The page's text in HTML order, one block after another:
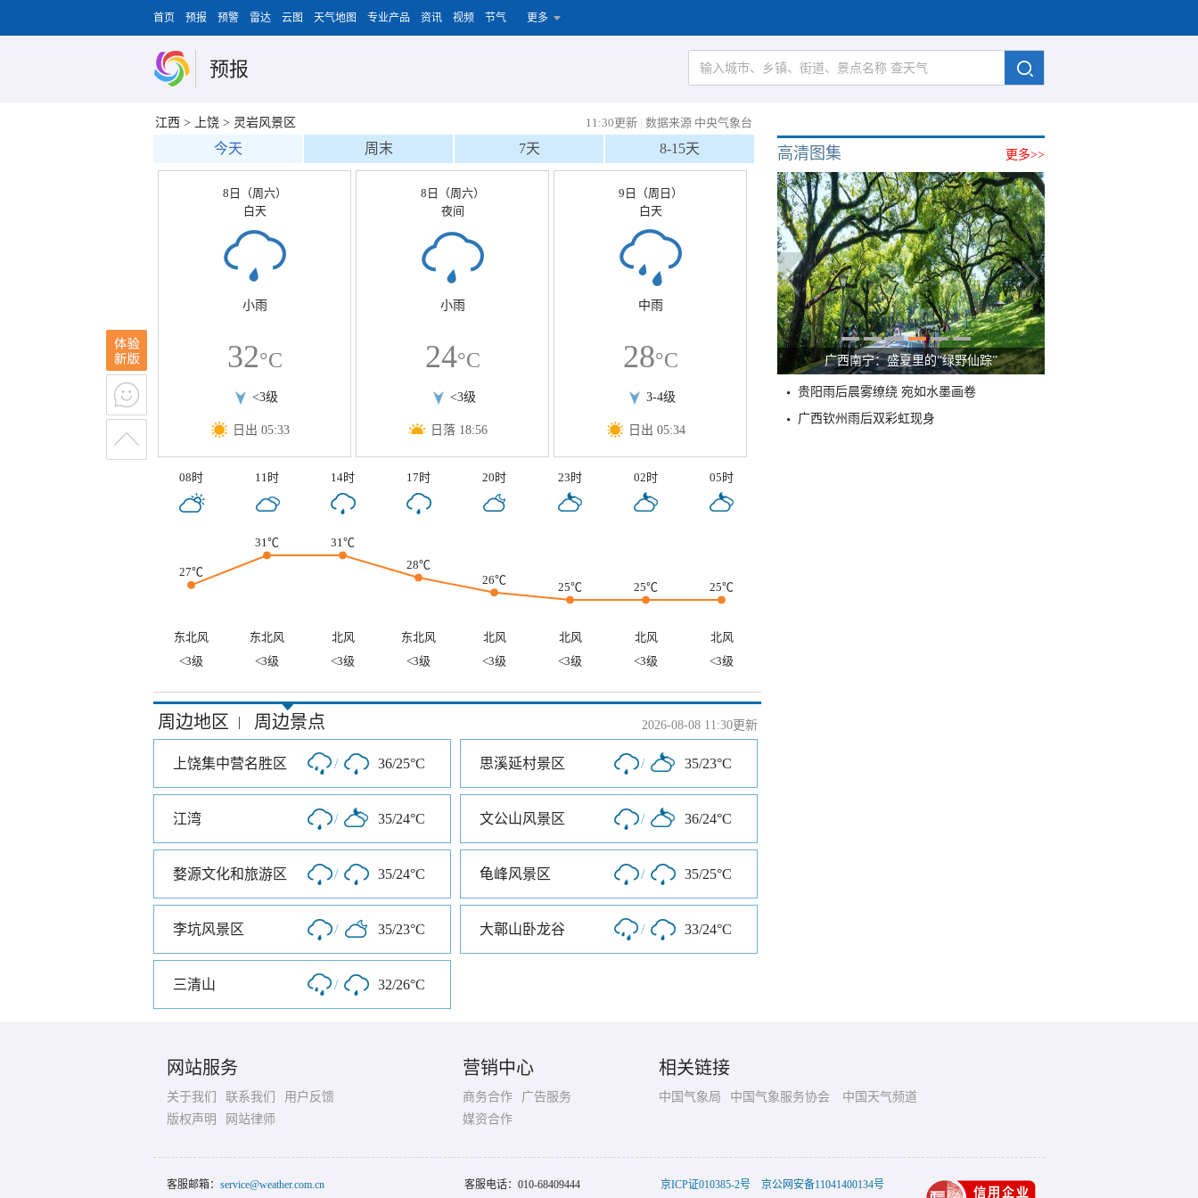
首页 预报 预警 雷达 云图 天气地图 专业产品 资讯 视频 节气 更多
预报
江西 > 上饶 > 灵岩风景区 11:30更新 | 数据来源 中央气象台
今天 周末 7天 8-15天
8日（周六）
白天
小雨
32°C
<3级
日出 05:33
8日（周六）
夜间
小雨
24°C
<3级
日落 18:56
9日（周日）
白天
中雨
28°C
3-4级
日出 05:34
08时 11时 14时 17时 20时 23时 02时 05时
27℃
31℃
31℃
28℃
26℃
25℃ 25℃ 25℃
东北风 东北风 北风 东北风 北风 北风 北风
北风
<3级
<3级 <3级 <3级 <3级 <3级 <3级 <3级
周边地区 | 周边景点 2026-08-08 11:30更新
上饶集中营名胜区 / 36/25°C 思溪延村景区 / 35/23°C
江湾 / 35/24°C 文公山风景区 / 36/24°C
婺源文化和旅游区 / 35/24°C 龟峰风景区 / 35/25°C
李坑风景区 / 35/23°C 大鄣山卧龙谷 / 33/24°C
三清山 / 32/26°C
更多>>
高清图集
广西南宁：盛夏里的“绿野仙踪”
贵阳雨后晨雾缭绕 宛如水墨画卷
广西钦州雨后双彩虹现身
网站服务
关于我们 联系我们
用户反馈
版权声明
网站律师
营销中心
商务合作
广告服务
媒资合作
相关链接
中国气象局 中国气象服务协会 中国天气频道
客服邮箱： service@weather.com.cn 客服电话： 010-68409444 京ICP证010385-2号 京公网安备11041400134号